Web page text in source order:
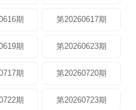
期 第20260617期
期 第20260623期
期 第20260720期
期 第20260723期